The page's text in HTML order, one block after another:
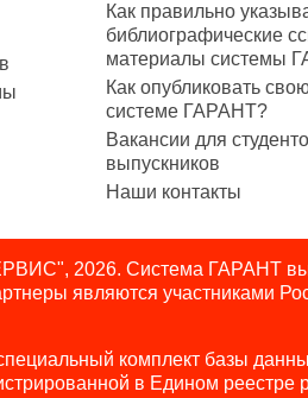
Как правильно
библиографические
материалы системы
Как опубликовать
системе ГАРАНТ?
Вакансии для
выпускников
Наши контакты
2026. Система ГАРАНТ
являются участниками
комплект базы
в Едином реестре